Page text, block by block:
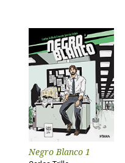
Negro Blanco 1